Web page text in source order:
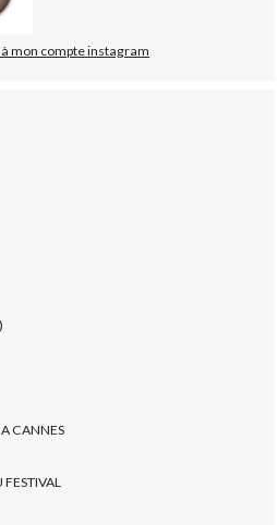
mon compte instagram
CANNES
FESTIVAL